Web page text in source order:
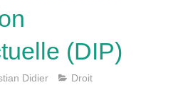
(DIP)
Didier Droit